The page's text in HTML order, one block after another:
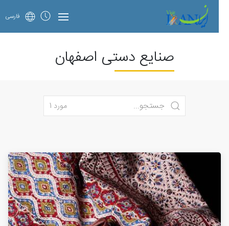
فارسی
صنایع دستی اصفهان
مورد 1